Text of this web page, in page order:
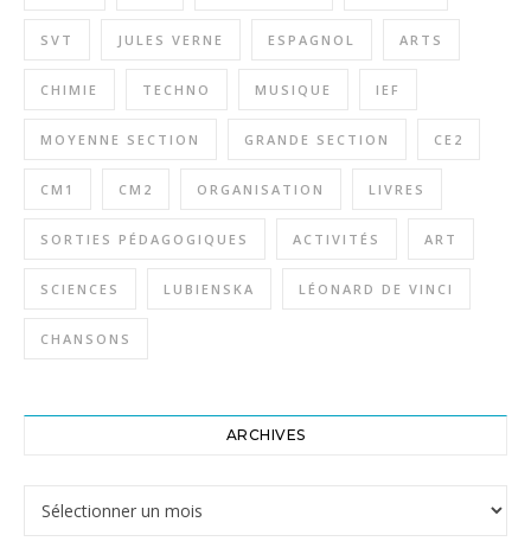
SVT JULES VERNE ESPAGNOL ARTS
CHIMIE TECHNO MUSIQUE IEF
MOYENNE SECTION GRANDE SECTION CE2
CM1 CM2 ORGANISATION LIVRES
SORTIES PÉDAGOGIQUES ACTIVITÉS ART
SCIENCES LUBIENSKA LÉONARD DE VINCI
CHANSONS
ARCHIVES